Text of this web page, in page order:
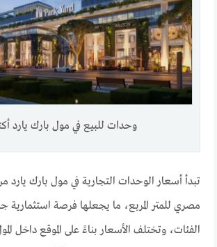
وحدات للبيع في مول بارك يارد
مصري للمتر المربع، ما يجعلها فرصة استثمارية
الفئات، وتختلف الأسعار بناءً على الموقع داخل